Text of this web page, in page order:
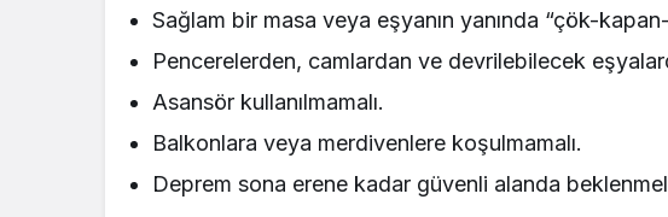
Sağlam bir masa veya eşyanın yanında “çök-
Pencerelerden, camlardan ve devrilebilecek
Asansör kullanılmamalı.
Balkonlara veya merdivenlere koşulmamalı.
Deprem sona erene kadar güvenli alanda